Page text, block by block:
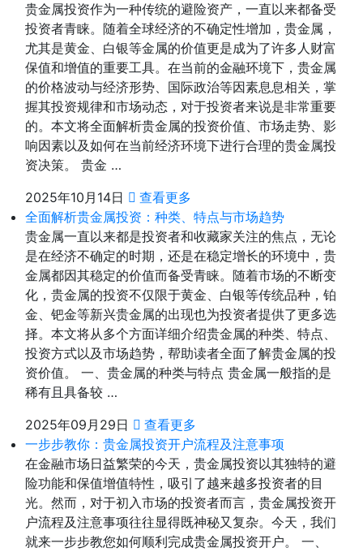
贵金属投资作为一种传统的避险资产，一直以来都备受
投资者青睐。随着全球经济的不确定性增加，贵金属，
尤其是黄金、白银等金属的价值更是成为了许多人财富
保值和增值的重要工具。在当前的金融环境下，贵金属
的价格波动与经济形势、国际政治等因素息息相关，掌
握其投资规律和市场动态，对于投资者来说是非常重要
的。本文将全面解析贵金属的投资价值、市场走势、影
响因素以及如何在当前经济环境下进行合理的贵金属投
资决策。 贵金 …
2025年10月14日
查看更多
全面解析贵金属投资：种类、特点与市场趋势
贵金属一直以来都是投资者和收藏家关注的焦点，无论
是在经济不确定的时期，还是在稳定增长的环境中，贵
金属都因其稳定的价值而备受青睐。随着市场的不断变
化，贵金属的投资不仅限于黄金、白银等传统品种，铂
金、钯金等新兴贵金属的出现也为投资者提供了更多选
择。本文将从多个方面详细介绍贵金属的种类、特点、
投资方式以及市场趋势，帮助读者全面了解贵金属的投
资价值。 一、贵金属的种类与特点 贵金属一般指的是
稀有且具备较 …
2025年09月29日
查看更多
​一步步教你：贵金属投资开户流程及注意事项
在金融市场日益繁荣的今天，贵金属投资以其独特的避
险功能和保值增值特性，吸引了越来越多投资者的目
光。然而，对于初入市场的投资者而言，贵金属投资开
户流程及注意事项往往显得既神秘又复杂。今天，我们
就来一步步教您如何顺利完成贵金属投资开户。 一、